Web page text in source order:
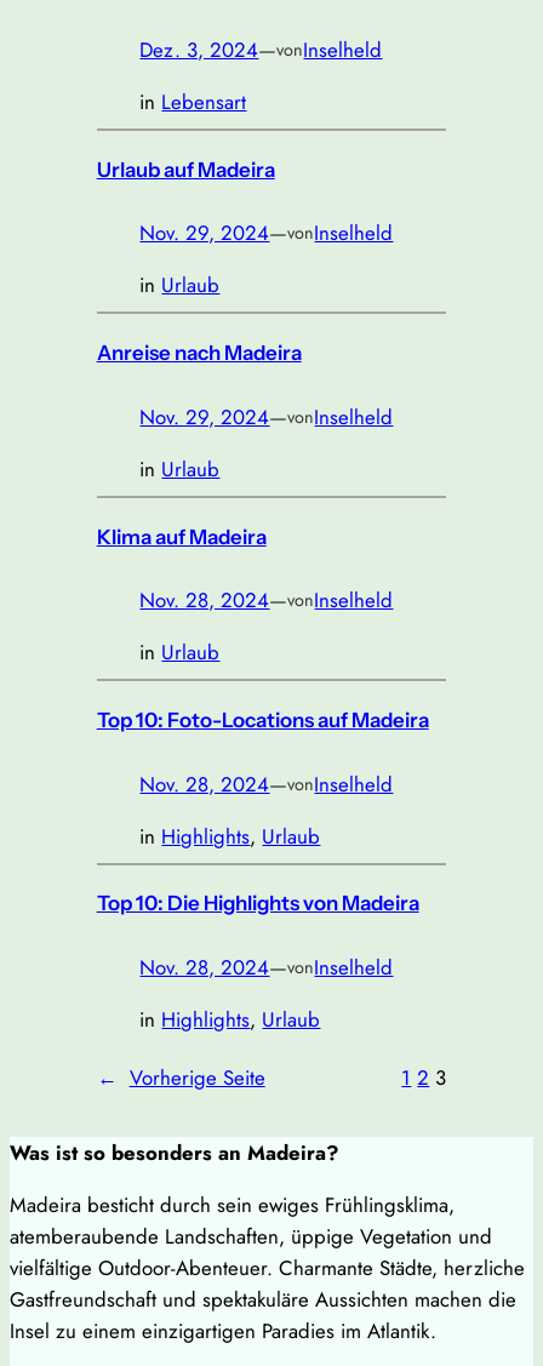
Dez. 3, 2024—vonInselheld
in Lebensart
Urlaub auf Madeira
Nov. 29, 2024—vonInselheld
in Urlaub
Anreise nach Madeira
Nov. 29, 2024—vonInselheld
in Urlaub
Klima auf Madeira
Nov. 28, 2024—vonInselheld
in Urlaub
Top 10: Foto-Locations auf Madeira
Nov. 28, 2024—vonInselheld
in Highlights, Urlaub
Top 10: Die Highlights von Madeira
Nov. 28, 2024—vonInselheld
in Highlights, Urlaub
← Vorherige Seite 1 2 3
Was ist so besonders an Madeira?
Madeira besticht durch sein ewiges Frühlingsklima,
atemberaubende Landschaften, üppige Vegetation und
vielfältige Outdoor-Abenteuer. Charmante Städte, herzliche
Gastfreundschaft und spektakuläre Aussichten machen die
Insel zu einem einzigartigen Paradies im Atlantik.